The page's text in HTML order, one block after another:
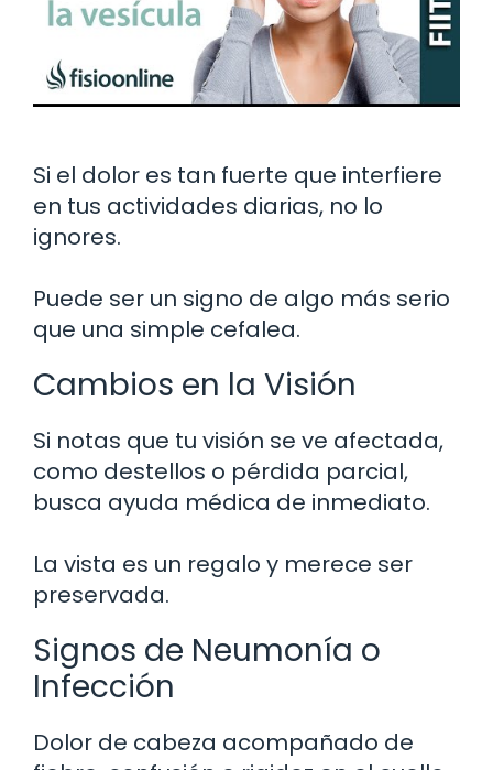
Si el dolor es tan fuerte que interfiere
en tus actividades diarias, no lo
ignores.
Puede ser un signo de algo más serio
que una simple cefalea.
Cambios en la Visión
Si notas que tu visión se ve afectada,
como destellos o pérdida parcial,
busca ayuda médica de inmediato.
La vista es un regalo y merece ser
preservada.
Signos de Neumonía o
Infección
Dolor de cabeza acompañado de